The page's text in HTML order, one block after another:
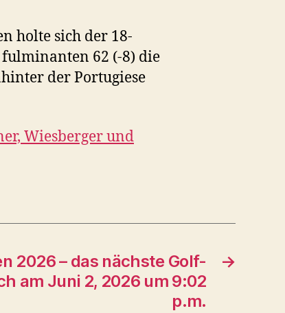
holte sich der 18-
62 (-8) die
der Portugiese
Wiesberger und
→
2026 – das nächste Golf-
am Juni 2, 2026 um 9:02
p.m.